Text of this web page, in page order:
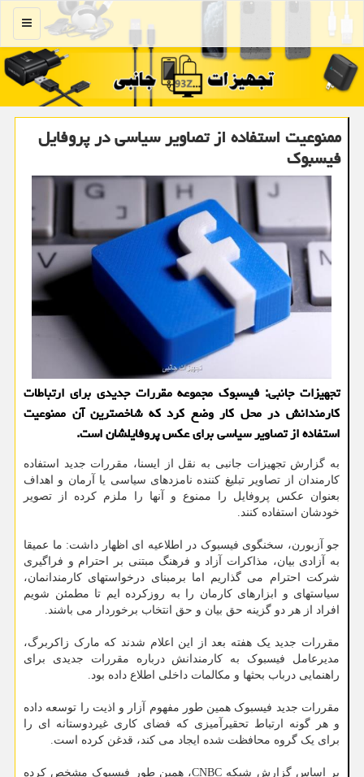
منو
ممنوعیت استفاده از تصاویر سیاسی در پروفایل
فیسبوك
تجهیزات جانبی: فیسبوك مجموعه مقررات جدیدی برای ارتباطات
كارمندانش در محل كار وضع كرد كه شاخصترین آن ممنوعیت
استفاده از تصاویر سیاسی برای عكس پروفایلشان است.
به گزارش تجهیزات جانبی به نقل از ایسنا، مقررات جدید استفاده
کارمندان از تصاویر تبلیغ کننده نامزدهای سیاسی یا آرمان و اهداف
بعنوان عکس پروفایل را ممنوع و آنها را ملزم کرده از تصویر
خودشان استفاده کنند.
جو آزبورن، سخنگوی فیسبوک در اطلاعیه ای اظهار داشت: ما عمیقا
به آزادی بیان، مذاکرات آزاد و فرهنگ مبتنی بر احترام و فراگیری
شرکت احترام می گذاریم اما برمبنای درخواستهای کارمندانمان،
سیاستهای و ابزارهای کارمان را به روزکرده ایم تا مطمئن شویم
افراد از هر دو گزینه حق بیان و حق انتخاب برخوردار می باشند.
مقررات جدید یک هفته بعد از این اعلام شدند که مارک زاکربرگ،
مدیرعامل فیسبوک به کارمندانش درباره مقررات جدیدی برای
راهنمایی درباب بحثها و مکالمات داخلی اطلاع داده بود.
مقررات جدید فیسبوک همین طور مفهوم آزار و اذیت را توسعه داده
و هر گونه ارتباط تحقیرآمیزی که فضای کاری غیردوستانه ای را
برای یک گروه محافظت شده ایجاد می کند، قدغن کرده است.
بر اساس گزارش شبکه CNBC، همین طور فیسبوک مشخص کرده